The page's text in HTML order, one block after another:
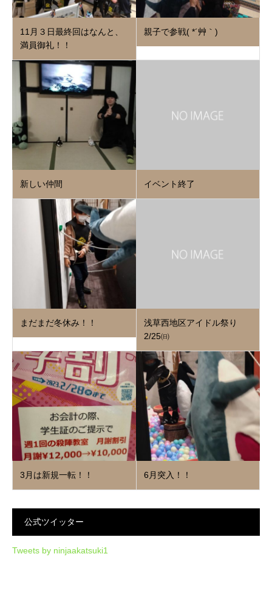
11月３日最終回はなんと、
満員御礼！！
親子で参戦( *´艸｀)
新しい仲間 イベント終了
まだまだ冬休み！！
浅草西地区アイドル祭り
2/25㈰
3月は新規一転！！ 6月突入！！
公式ツイッター
Tweets by ninjaakatsuki1